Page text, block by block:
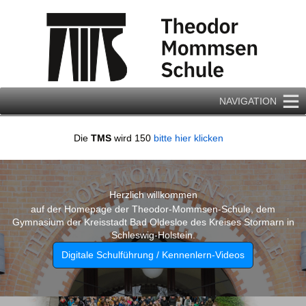
NAVIGATION
Die TMS wird 150 bitte hier klicken
Herzlich willkommen
auf der Homepage der Theodor-Mommsen-Schule, dem
Gymnasium der Kreisstadt Bad Oldesloe des Kreises Stormarn in
Schleswig-Holstein.
Digitale Schulführung / Kennenlern-Videos